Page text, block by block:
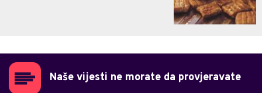
Naše vijesti ne morate da provjeravate